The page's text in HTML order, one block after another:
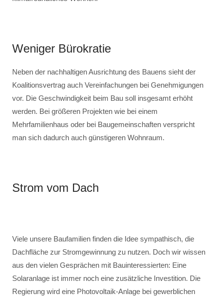
Weniger Bürokratie
Neben der nachhaltigen Ausrichtung des Bauens sieht der
Koalitionsvertrag auch Vereinfachungen bei Genehmigungen
vor. Die Geschwindigkeit beim Bau soll insgesamt erhöht
werden. Bei größeren Projekten wie bei einem
Mehrfamilienhaus oder bei Baugemeinschaften verspricht
man sich dadurch auch günstigeren Wohnraum.
Strom vom Dach
Viele unsere Baufamilien finden die Idee sympathisch, die
Dachfläche zur Stromgewinnung zu nutzen. Doch wir wissen
aus den vielen Gesprächen mit Bauinteressierten: Eine
Solaranlage ist immer noch eine zusätzliche Investition. Die
Regierung wird eine Photovoltaik-Anlage bei gewerblichen